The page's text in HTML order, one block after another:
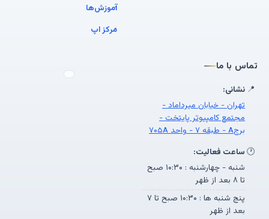
آموزش‌ها
مرکز اپ
تماس با ما
📍 نشانی:
تهران - خیابان میرداماد -
مجتمع کامپیوتر پایتخت -
برجA - طبقه ۷ - واحد ۷۰۵A
🕐 ساعت فعالیت:
شنبه - چهارشنبه : ۱۰:۳۰ صبح
تا ۸ بعد از ظهر
پنج شنبه ها : ۱۰:۳۰ صبح تا ۷
بعد از ظهر